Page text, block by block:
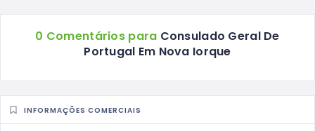
0 Comentários para Consulado Geral De
Portugal Em Nova Iorque
INFORMAÇÕES COMERCIAIS